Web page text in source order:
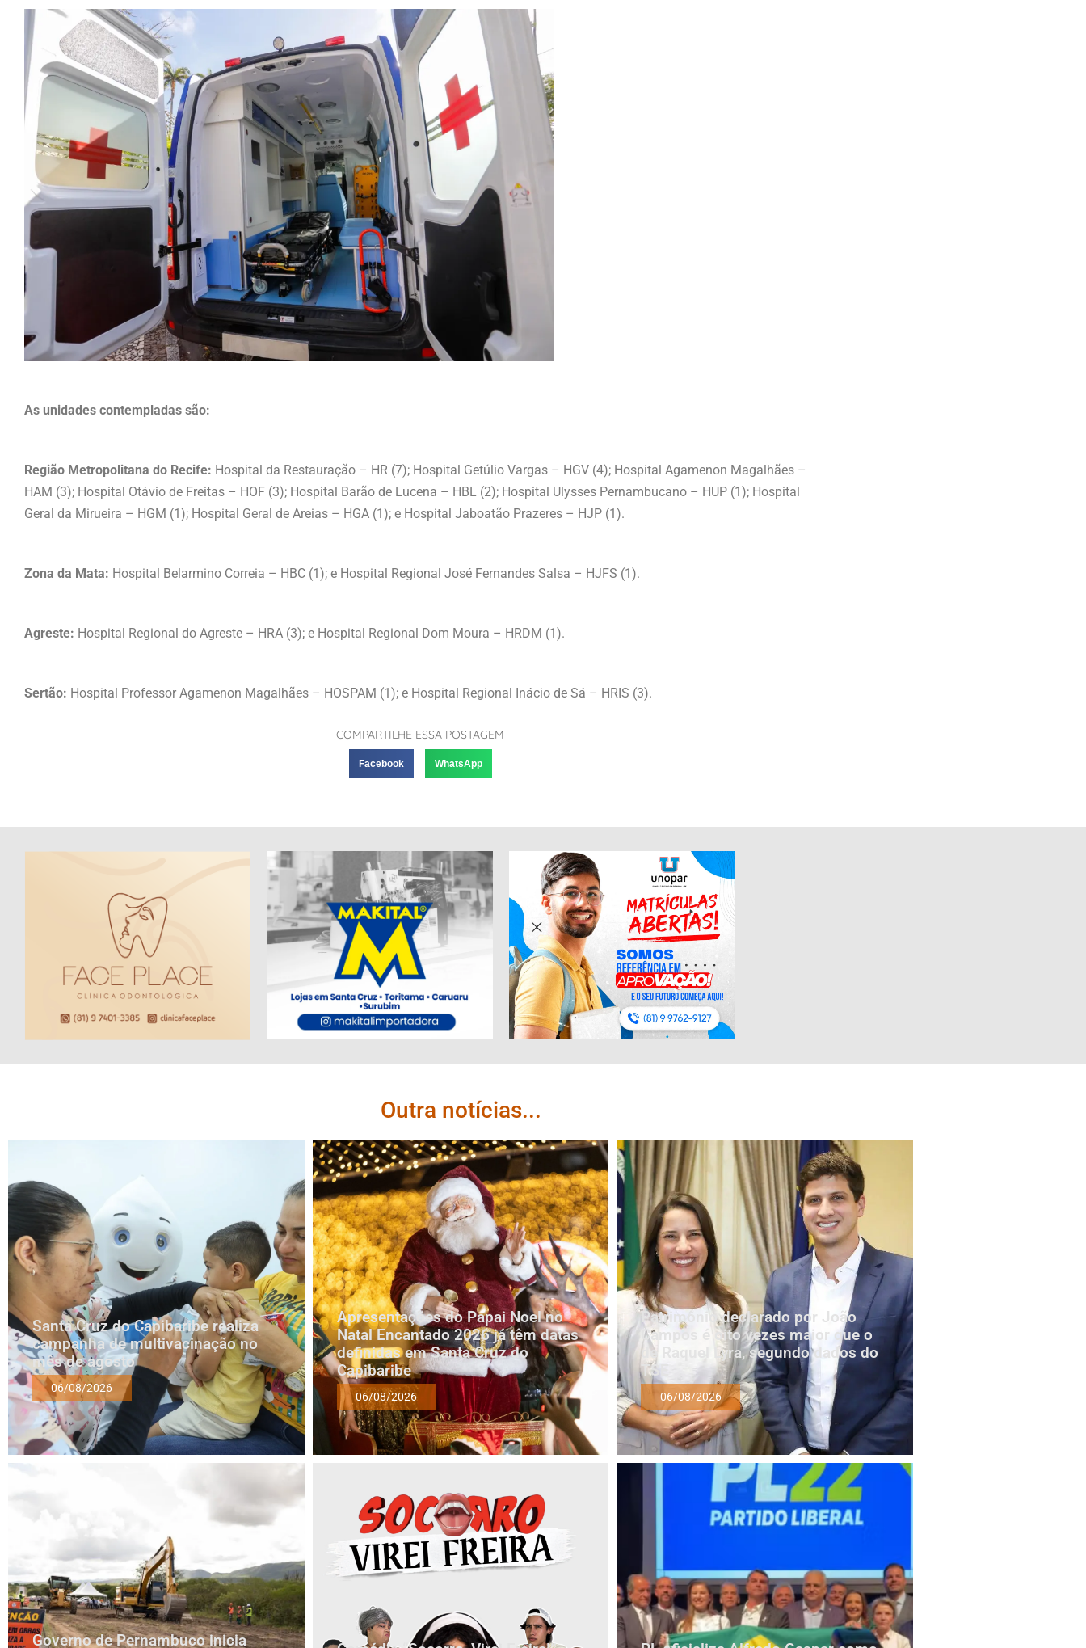
As unidades contempladas são:
Região Metropolitana do Recife: Hospital da Restauração – HR (7); Hospital Getúlio Vargas – HGV (4); Hospital Agamenon Magalhães –
HAM (3); Hospital Otávio de Freitas – HOF (3); Hospital Barão de Lucena – HBL (2); Hospital Ulysses Pernambucano – HUP (1); Hospital
Geral da Mirueira – HGM (1); Hospital Geral de Areias – HGA (1); e Hospital Jaboatão Prazeres – HJP (1).
Zona da Mata: Hospital Belarmino Correia – HBC (1); e Hospital Regional José Fernandes Salsa – HJFS (1).
Agreste: Hospital Regional do Agreste – HRA (3); e Hospital Regional Dom Moura – HRDM (1).
Sertão: Hospital Professor Agamenon Magalhães – HOSPAM (1); e Hospital Regional Inácio de Sá – HRIS (3).
COMPARTILHE ESSA POSTAGEM
Facebook WhatsApp
Outra notícias...
Santa Cruz do Capibaribe realiza
campanha de multivacinação no
mês de agosto
06/08/2026
Apresentações do Papai Noel no
Natal Encantado 2026 já têm datas
definidas em Santa Cruz do
Capibaribe
06/08/2026
Patrimônio declarado por João
Campos é oito vezes maior que o
de Raquel Lyra, segundo dados do
TSE
06/08/2026
Governo de Pernambuco inicia